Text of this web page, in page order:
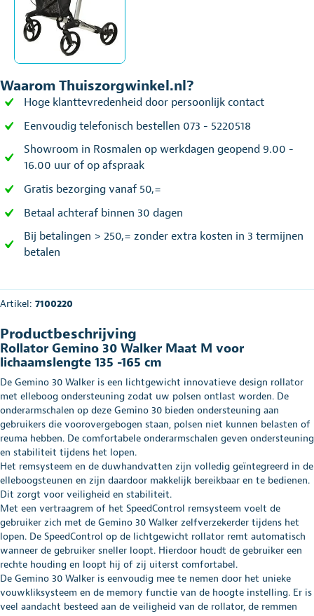
Waarom Thuiszorgwinkel.nl?
Hoge klanttevredenheid door persoonlijk contact
Eenvoudig telefonisch bestellen 073 - 5220518
Showroom in Rosmalen op werkdagen geopend 9.00 -
16.00 uur of op afspraak
Gratis bezorging vanaf 50,=
Betaal achteraf binnen 30 dagen
Bij betalingen > 250,= zonder extra kosten in 3 termijnen
betalen
Artikel: 7100220
Productbeschrijving
Rollator Gemino 30 Walker Maat M voor
lichaamslengte 135 -165 cm
De Gemino 30 Walker is een lichtgewicht innovatieve design rollator
met elleboog ondersteuning zodat uw polsen ontlast worden. De
onderarmschalen op deze Gemino 30 bieden ondersteuning aan
gebruikers die voorovergebogen staan, polsen niet kunnen belasten of
reuma hebben. De comfortabele onderarmschalen geven ondersteuning
en stabiliteit tijdens het lopen.
Het remsysteem en de duwhandvatten zijn volledig geïntegreerd in de
elleboogsteunen en zijn daardoor makkelijk bereikbaar en te bedienen.
Dit zorgt voor veiligheid en stabiliteit.
Met een vertraagrem of het SpeedControl remsysteem voelt de
gebruiker zich met de Gemino 30 Walker zelfverzekerder tijdens het
lopen. De SpeedControl op de lichtgewicht rollator remt automatisch
wanneer de gebruiker sneller loopt. Hierdoor houdt de gebruiker een
rechte houding en loopt hij of zij uiterst comfortabel.
De Gemino 30 Walker is eenvoudig mee te nemen door het unieke
vouwkliksysteem en de memory functie van de hoogte instelling. Er is
veel aandacht besteed aan de veiligheid van de rollator, de remmen